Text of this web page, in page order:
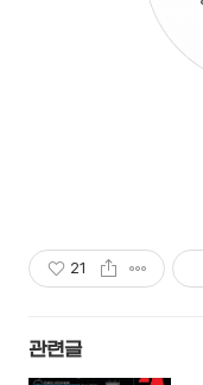
21
관련글